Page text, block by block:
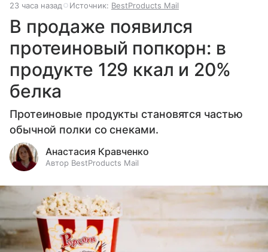
23 часа назад Источник: BestProducts Mail
В продаже появился
протеиновый попкорн: в
продукте 129 ккал и 20%
белка
Протеиновые продукты становятся частью
обычной полки со снеками.
Анастасия Кравченко
Автор BestProducts Mail